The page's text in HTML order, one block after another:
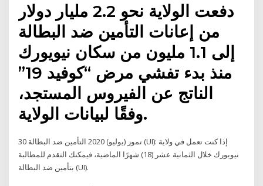
دفعت الولاية نحو 2.2 مليار دولار
من إعانات التأمين ضد البطالة
إلى 1.1 مليون من سكان نيويورك
منذ بدء تفشي مرض “كوفيد 19”
الناتج عن الفيروس المستجد،
وفقًا لبيانات الولاية.
30 تموز (يوليو) 2020 التأمين ضد البطالة (UI): إذا كنت تعمل في ولاية
نيويورك خلال الثمانية عشر (18) شهرًا الماضية، فيمكنك التقدم للمطالبة
بتأمين ضد البطالة (UI).